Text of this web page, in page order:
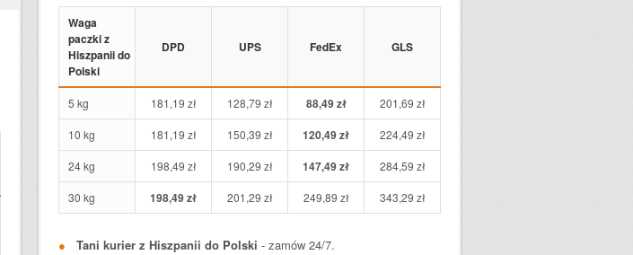
Waga
paczki z
Hiszpanii do
Polski
DPD UPS FedEx GLS
5 kg 181,19 zł 128,79 zł 88,49 zł 201,69 zł
10 kg 181,19 zł 150,39 zł 120,49 zł 224,49 zł
24 kg 198,49 zł 190,29 zł 147,49 zł 284,59 zł
30 kg 198,49 zł 201,29 zł 249,89 zł 343,29 zł
Tani kurier z Hiszpanii do Polski - zamów 24/7.